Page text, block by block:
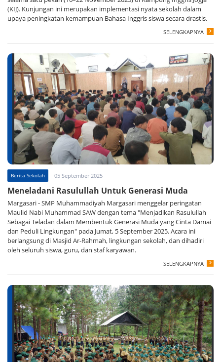
(KIJ). Kunjungan ini merupakan implementasi nyata sekolah dalam
upaya peningkatan kemampuan Bahasa Inggris siswa secara drastis.
SELENGKAPNYA
Berita Sekolah 05 September 2025
Meneladani Rasulullah Untuk Generasi Muda
Margasari - SMP Muhammadiyah Margasari menggelar peringatan
Maulid Nabi Muhammad SAW dengan tema "Menjadikan Rasulullah
Sebagai Teladan dalam Membentuk Generasi Muda yang Cinta Damai
dan Peduli Lingkungan" pada Jumat, 5 September 2025. Acara ini
berlangsung di Masjid Ar-Rahmah, lingkungan sekolah, dan dihadiri
oleh seluruh siswa, guru, dan staf karyawan.
SELENGKAPNYA